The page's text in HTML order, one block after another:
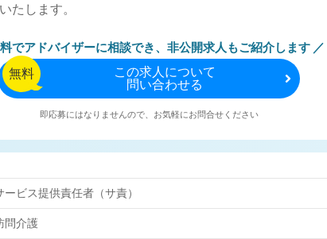
たします。
でアドバイザーに相談でき、 非公開求人もご紹介します
無料
この求人について
問い合わせる
即応募にはなりませんので、お気軽にお問合せください
ービス提供責任者（サ責）
問介護